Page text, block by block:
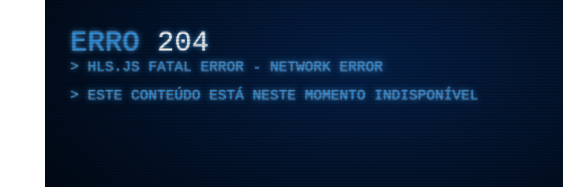
ERRO 204
HLS.JS FATAL ERROR - NETWORK ERROR
ESTE CONTEÚDO ESTÁ NESTE MOMENTO INDISPONÍVEL